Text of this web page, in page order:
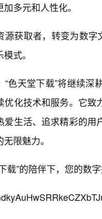
多元和人性化。
源获取者，转变为数字
式。
“色天堂下载”将继续
优化技术和服务。它
爱生活、追求精彩的
限魅力。
载”的陪伴下，您的数